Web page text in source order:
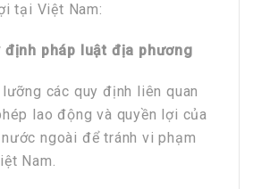
tại Việt Nam:
định pháp luật địa phương
các quy định liên quan
lao động và quyền lợi của
ngoài để tránh vi phạm
Nam.